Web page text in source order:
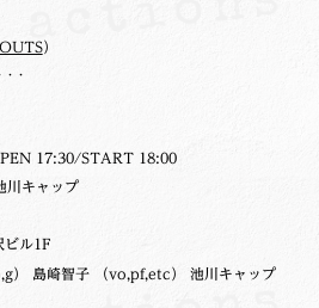
）
・・
17:30/START 18:00
川キャップ
ビル1F
） 島崎智子 （vo,pf,etc） 池川キャップ